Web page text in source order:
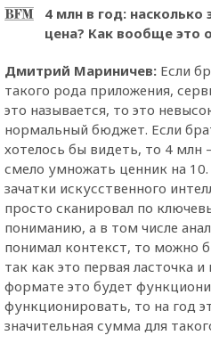
4 млн в год: насколько
цена? Как вообще это
Дмитрий Мариничев: Если
такого рода приложения,
это называется, то это
нормальный бюджет. Если
хотелось бы видеть, то 4
смело умножать ценник на
зачатки искусственного
просто сканировал по
пониманию, а в том числе
понимал контекст, то можно
так как это первая ласточка
формате это будет
функционировать, то на год
значительная сумма для